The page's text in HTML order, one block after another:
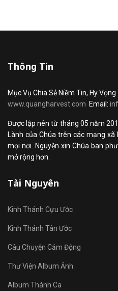
Thông Tin
Mục Vụ Chia Sẻ Niềm Tin, Hy
www.quangharvest.com Email:
Được lập nên từ tháng 05 năm
Lành của Chúa trên các mạng
mọi nơi. Nguyện xin Chúa ban
mở rộng hơn.
Tài Nguyên
Kinh Thánh Cựu Ước
Kinh Thánh Tân Ước
Câu Chuyện Cảm Động
Thư Viện Album Ảnh
Album Thánh Ca